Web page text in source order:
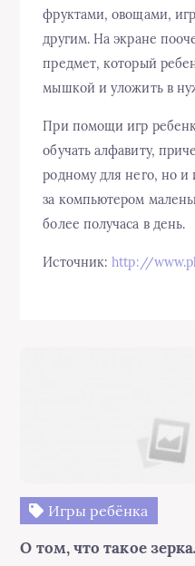
фруктами, овощами,
другим. На экране
предмет, который
мышкой и уложить в
При помощи игр
обучать алфавиту,
родному для него, но и
за компьютером
более получаса в день.
Источник:http://
Игры ребёнка
О том, что такое